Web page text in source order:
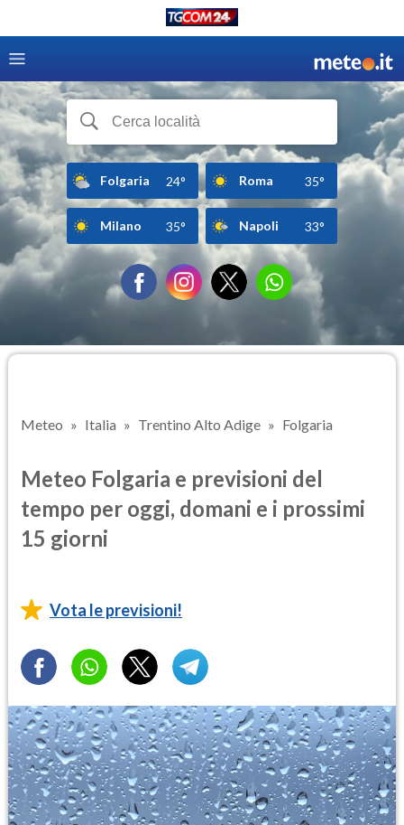
Folgaria 24° Roma 35°
Milano 35° Napoli 33°
Meteo Italia Trentino Alto Adige Folgaria
Meteo Folgaria e previsioni del
tempo per oggi, domani e i prossimi
15 giorni
Vota le previsioni!